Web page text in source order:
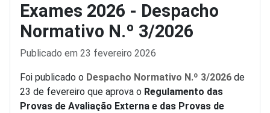
Exames 2026 - Despacho
Normativo N.º 3/2026
Detalhes
Publicado em 23 fevereiro 2026
Foi publicado o Despacho Normativo N.º 3/2026 de
23 de fevereiro que aprova o Regulamento das
Provas de Avaliação Externa e das Provas de